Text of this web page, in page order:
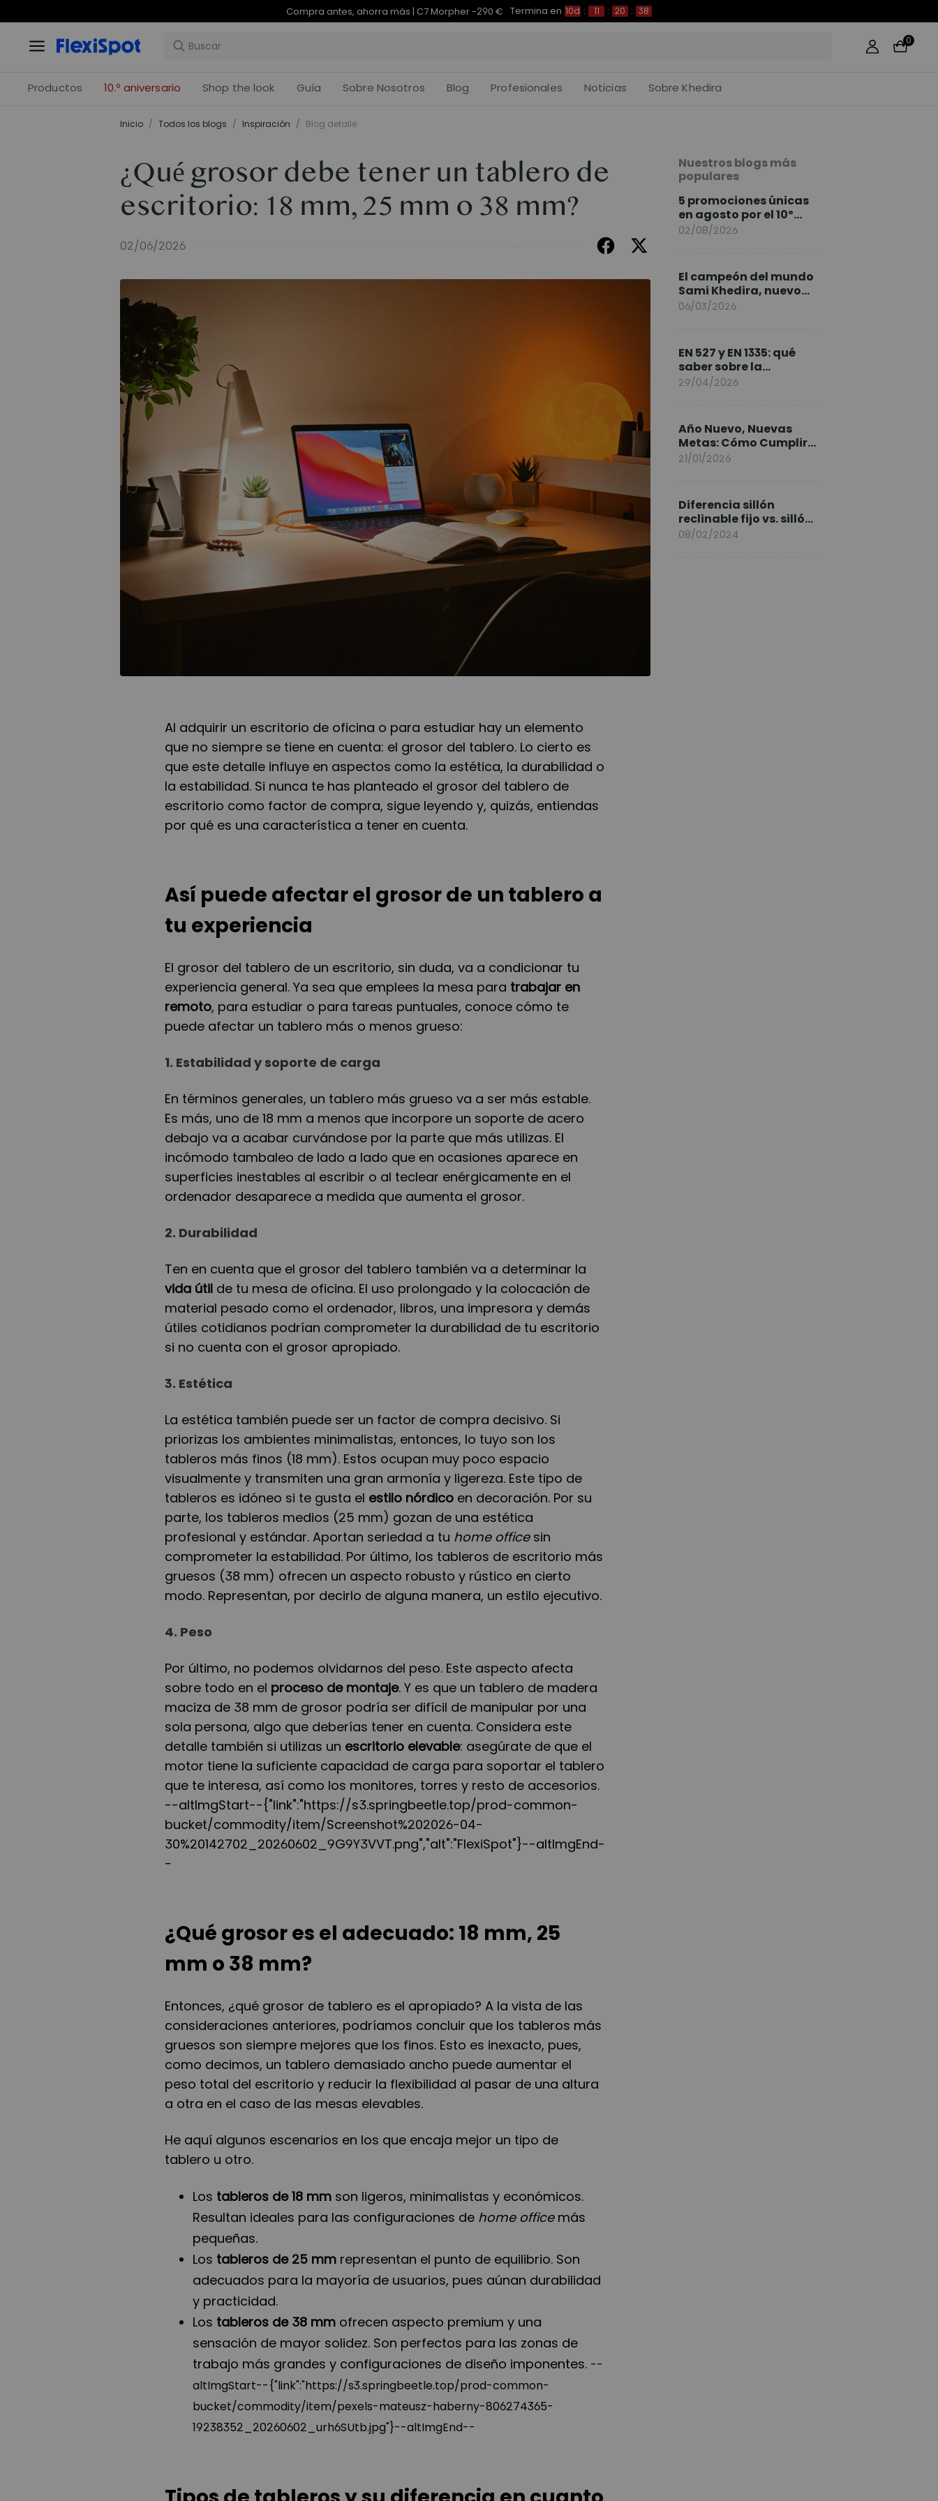
Compra antes, ahorra más | E7 Plus -200 € Termina en 10d : 11 : 20 : 37
0
Productos 10.º aniversario Shop the look Guía Sobre Nosotros Blog Profesionales Noticias Sobre Khedira
Inicio / Todos los blogs / Inspiración / Blog detalle
¿Qué grosor debe tener un tablero de
escritorio: 18 mm, 25 mm o 38 mm?
02/06/2026
Al adquirir un escritorio de oficina o para estudiar hay un elemento
que no siempre se tiene en cuenta: el grosor del tablero. Lo cierto es
que este detalle influye en aspectos como la estética, la durabilidad o
la estabilidad. Si nunca te has planteado el grosor del tablero de
escritorio como factor de compra, sigue leyendo y, quizás, entiendas
por qué es una característica a tener en cuenta.
Así puede afectar el grosor de un tablero a
tu experiencia
El grosor del tablero de un escritorio, sin duda, va a condicionar tu
experiencia general. Ya sea que emplees la mesa para trabajar en
remoto, para estudiar o para tareas puntuales, conoce cómo te
puede afectar un tablero más o menos grueso:
1. Estabilidad y soporte de carga
En términos generales, un tablero más grueso va a ser más estable.
Es más, uno de 18 mm a menos que incorpore un soporte de acero
debajo va a acabar curvándose por la parte que más utilizas. El
incómodo tambaleo de lado a lado que en ocasiones aparece en
superficies inestables al escribir o al teclear enérgicamente en el
ordenador desaparece a medida que aumenta el grosor.
2. Durabilidad
Ten en cuenta que el grosor del tablero también va a determinar la
vida útil de tu mesa de oficina. El uso prolongado y la colocación de
material pesado como el ordenador, libros, una impresora y demás
útiles cotidianos podrían comprometer la durabilidad de tu escritorio
si no cuenta con el grosor apropiado.
3. Estética
La estética también puede ser un factor de compra decisivo. Si
priorizas los ambientes minimalistas, entonces, lo tuyo son los
tableros más finos (18 mm). Estos ocupan muy poco espacio
visualmente y transmiten una gran armonía y ligereza. Este tipo de
tableros es idóneo si te gusta el estilo nórdico en decoración. Por su
parte, los tableros medios (25 mm) gozan de una estética
profesional y estándar. Aportan seriedad a tu home officesin
comprometer la estabilidad. Por último, los tableros de escritorio más
gruesos (38 mm) ofrecen un aspecto robusto y rústico en cierto
modo. Representan, por decirlo de alguna manera, un estilo ejecutivo.
4. Peso
Por último, no podemos olvidarnos del peso. Este aspecto afecta
sobre todo en el proceso de montaje. Y es que un tablero de madera
maciza de 38 mm de grosor podría ser difícil de manipular por una
sola persona, algo que deberías tener en cuenta. Considera este
detalle también si utilizas un escritorio elevable: asegúrate de que el
motor tiene la suficiente capacidad de carga para soportar el tablero
que te interesa, así como los monitores, torres y resto de accesorios.
--altImgStart--{"link":"https://s3.springbeetle.top/prod-common-
bucket/commodity/item/Screenshot%202026-04-
30%20142702_20260602_9G9Y3VVT.png","alt":"FlexiSpot"}--altImgEnd-
-
¿Qué grosor es el adecuado: 18 mm, 25
mm o 38 mm?
Entonces, ¿qué grosor de tablero es el apropiado? A la vista de las
consideraciones anteriores, podríamos concluir que los tableros más
gruesos son siempre mejores que los finos. Esto es inexacto, pues,
como decimos, un tablero demasiado ancho puede aumentar el
peso total del escritorio y reducir la flexibilidad al pasar de una altura
a otra en el caso de las mesas elevables.
He aquí algunos escenarios en los que encaja mejor un tipo de
tablero u otro.
Los tableros de 18 mm son ligeros, minimalistas y económicos.
Resultan ideales para las configuraciones de home officemás
pequeñas.
Los tableros de 25 mm representan el punto de equilibrio. Son
adecuados para la mayoría de usuarios, pues aúnan durabilidad
y practicidad.
Los tableros de 38 mm ofrecen aspecto premium y una
sensación de mayor solidez. Son perfectos para las zonas de
trabajo más grandes y configuraciones de diseño imponentes. --
altImgStart--{"link":"https://s3.springbeetle.top/prod-common-
bucket/commodity/item/pexels-mateusz-haberny-806274365-
19238352_20260602_urh6SUtb.jpg"}--altImgEnd--
Nuestros blogs más
populares
5 promociones únicas
en agosto por el 10º
Aniversario de
02/08/2026
El campeón del mundo
Sami Khedira, nuevo
embajador de
06/03/2026
EN 527 y EN 1335: qué
saber sobre la
normativa de los
29/04/2026
Año Nuevo, Nuevas
Metas: Cómo Cumplir
tus Objetivos Fitness
21/01/2026
Diferencia sillón
reclinable fijo vs. sillón
elevable
08/02/2024